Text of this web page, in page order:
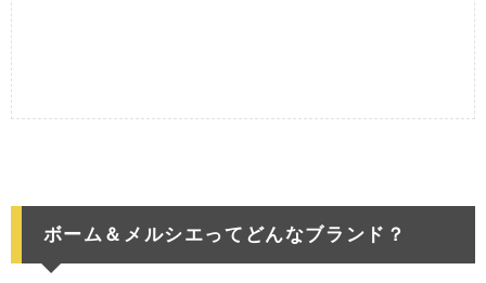
ボーム＆メルシエってどんなブランド？